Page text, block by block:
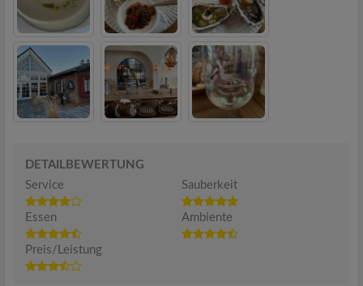
DETAILBEWERTUNG
Service
Sauberkeit
Essen Ambiente
Preis/Leistung